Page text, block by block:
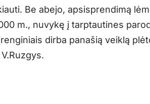
Be abejo, apsisprendimą
m., nuvykę į tarptautines
dirba panašią veiklą